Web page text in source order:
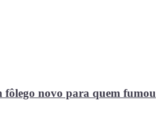
novo para quem fumou